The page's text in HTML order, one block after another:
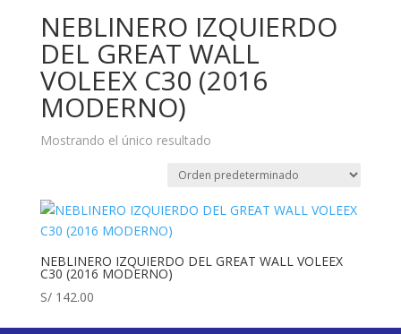
NEBLINERO IZQUIERDO
DEL GREAT WALL
VOLEEX C30 (2016
MODERNO)
Mostrando el único resultado
NEBLINERO IZQUIERDO DEL GREAT WALL VOLEEX
C30 (2016 MODERNO)
S/142.00